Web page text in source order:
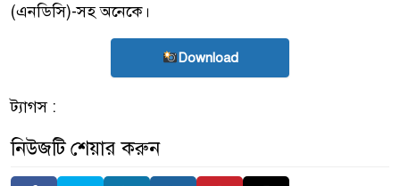
(এনডিসি)-সহ অনেকে।
Download
ট্যাগস :
নিউজটি শেয়ার করুন